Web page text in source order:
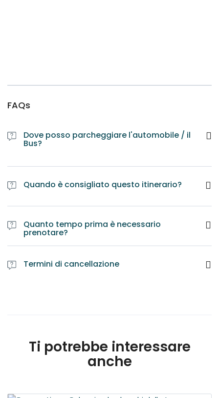
FAQs
Dove posso parcheggiare l'automobile / il
Bus?
Quando è consigliato questo itinerario?
Quanto tempo prima è necessario
prenotare?
Termini di cancellazione
Ti potrebbe interessare
anche